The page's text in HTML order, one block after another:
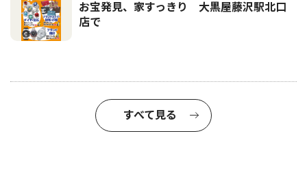
お宝発見、家すっきり 大黒屋藤沢駅北口
店で
すべて見る